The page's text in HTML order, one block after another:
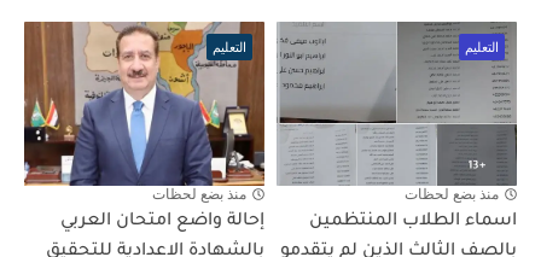
التعليم
منذ بضع لحظات
اسماء الطلاب المنتظمين
بالصف الثالث الذين لم يتقدمو
التعليم
منذ بضع لحظات
إحالة واضع امتحان العربي
بالشهادة الاعدادية للتحقيق